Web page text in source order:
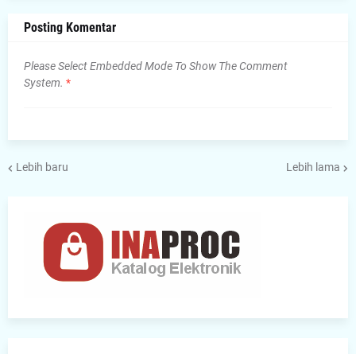
Posting Komentar
Please Select Embedded Mode To Show The Comment
System. *
Lebih baru Lebih lama